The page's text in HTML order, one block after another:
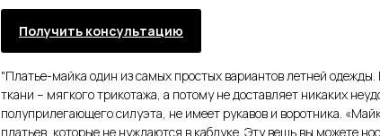
Получить консультацию
"Платье-майка один из самых простых вариантов летней
ткани – мягкого трикотажа, а потому не доставляет никаких
полуприлегающего силуэта, не имеет рукавов и воротника.
платьев, которые не нуждаются в каблуке. Эту вещь вы можете